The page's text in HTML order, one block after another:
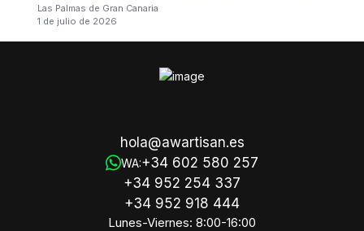
Las Palmas de Gran Canaria
1 de julio de 2026
hola@awartisan.es
WA:+34 602 580 257
+34 952 254 337
+34 952 918 444
Lunes-Viernes: 8:00-16:00